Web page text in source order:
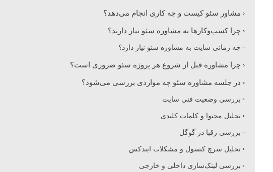
س
و
س
مشاور سئو کیست و چه کاری انجام می‌دهد؟
چرا کسب‌وکارها به مشاوره سئو نیاز دارند؟
چه زمانی سایت به مشاوره سئو نیاز دارد؟
چرا مشاوره قبل از شروع هر پروژه سئو ضروری است؟
در جلسه مشاوره سئو چه مواردی بررسی می‌شود؟
بررسی وضعیت فنی سایت
تحلیل محتوا و کلمات کلیدی
بررسی رقبا در گوگل
تحلیل سرچ کنسول و مشکلات ایندکس
بررسی لینک‌سازی داخلی و خارجی